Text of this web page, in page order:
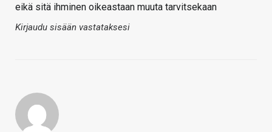
eikä sitä ihminen oikeastaan muuta tarvitsekaan
Kirjaudu sisään vastataksesi